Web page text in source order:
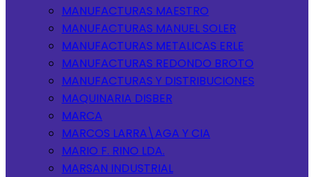
MANUFACTURAS MAESTRO
MANUFACTURAS MANUEL SOLER
MANUFACTURAS METALICAS ERLE
MANUFACTURAS REDONDO BROTO
MANUFACTURAS Y DISTRIBUCIONES
MAQUINARIA DISBER
MARCA
MARCOS LARRA\AGA Y CIA
MARIO F. RINO LDA.
MARSAN INDUSTRIAL